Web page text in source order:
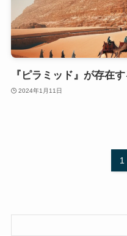
『ピラミッド』が存在
2024年1月11日
1